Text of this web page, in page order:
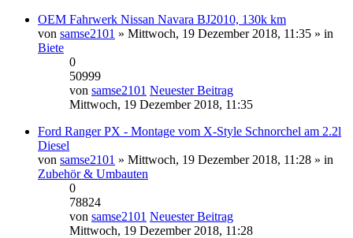
OEM Fahrwerk Nissan Navara BJ2010, 130k km
von samse2101 » Mittwoch, 19 Dezember 2018, 11:35 » in
Biete
0
50999
von samse2101 Neuester Beitrag
Mittwoch, 19 Dezember 2018, 11:35
Ford Ranger PX - Montage vom X-Style Schnorchel am 2.2l
Diesel
von samse2101 » Mittwoch, 19 Dezember 2018, 11:28 » in
Zubehör & Umbauten
0
78824
von samse2101 Neuester Beitrag
Mittwoch, 19 Dezember 2018, 11:28